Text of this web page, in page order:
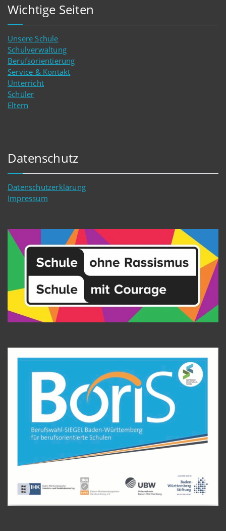
Wichtige Seiten
Unsere Schule
Schulverwaltung
Berufsorientierung
Service & Kontakt
Unterricht
Schüler
Eltern
Datenschutz
Datenschutzerklärung
Impressum